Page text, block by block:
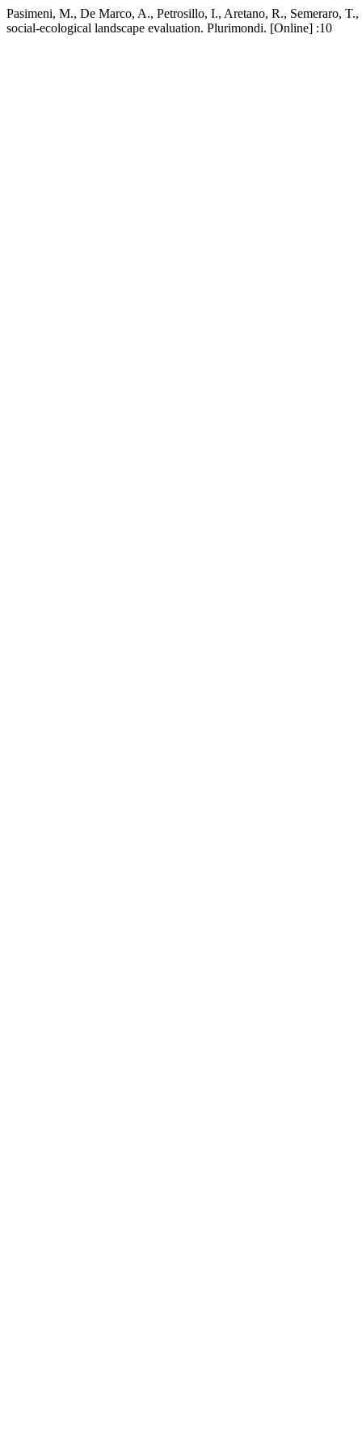
Pasimeni, M., De Marco, A., Petrosillo, I., Aretano, R., Semeraro,
social-ecological landscape evaluation. Plurimondi. [Online] :10